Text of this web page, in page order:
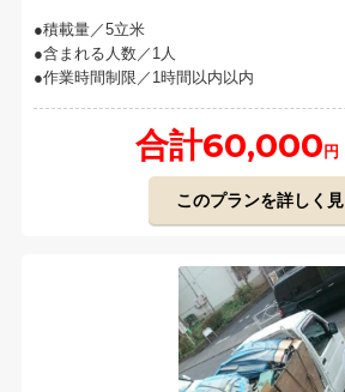
積載量／5立米
含まれる人数／1人
作業時間制限／1時間以内以内
合計60,000 円
このプランを詳しく